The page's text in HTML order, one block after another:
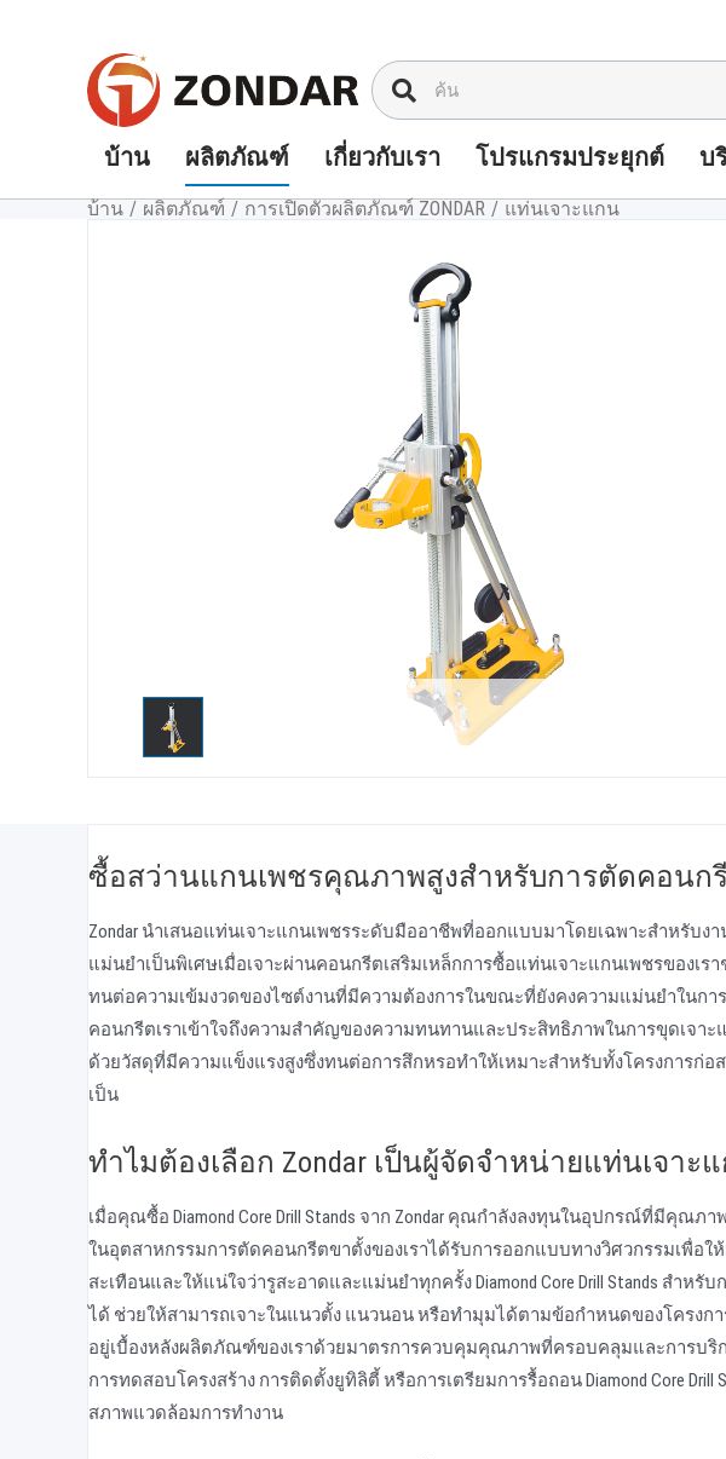
บ้าน ผลิตภัณฑ์ เกี่ยวกับเรา โปรแกรมประยุกต์ บ
บ้าน / ผลิตภัณฑ์ / การเปิดตัวผลิตภัณฑ์ ZONDAR / แท่นเจาะแกน
ซื้อสว่านแกนเพชรคุณภาพสูงสําหรับการตัดคอนก
Zondar นําเสนอแท่นเจาะแกนเพชรระดับมืออาชีพที่ออกแบบมาโดยเฉพาะสําหรับ
แม่นยําเป็นพิเศษเมื่อเจาะผ่านคอนกรีตเสริมเหล็กการซื้อแท่นเจาะแกนเพชรของ
ทนต่อความเข้มงวดของไซต์งานที่มีความต้องการในขณะที่ยังคงความแม่นยําในกา
คอนกรีตเราเข้าใจถึงความสําคัญของความทนทานและประสิทธิภาพในการขุดเจาะ
ด้วยวัสดุที่มีความแข็งแรงสูงซึ่งทนต่อการสึกหรอทําให้เหมาะสําหรับทั้งโครงการก่
เป็น
ทําไมต้องเลือก Zondar เป็นผู้จัดจําหน่ายแท่นเจา
เมื่อคุณซื้อ Diamond Core Drill Stands จาก Zondar คุณกําลังลงทุนในอุปกรณ์ที่มีคุณ
ในอุตสาหกรรมการตัดคอนกรีตขาตั้งของเราได้รับการออกแบบทางวิศวกรรมเพื่อใ
สะเทือนและให้แน่ใจว่ารูสะอาดและแม่นยําทุกครั้ง Diamond Core Drill Stands สํา
ได้ ช่วยให้สามารถเจาะในแนวตั้ง แนวนอน หรือทํามุมได้ตามข้อกําหนดของโครงก
อยู่เบื้องหลังผลิตภัณฑ์ของเราด้วยมาตรการควบคุมคุณภาพที่ครอบคลุมและการบ
การทดสอบโครงสร้าง การติดตั้งยูทิลิตี้ หรือการเตรียมการรื้อถอน Diamond Core
สภาพแวดล้อมการทํางาน